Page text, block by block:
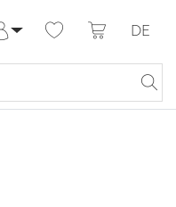
Meine Bestellungen
DE